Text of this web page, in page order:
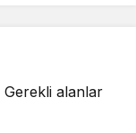
Gerekli alanlar